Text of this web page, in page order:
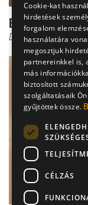
Éles szem
Dr. Kusnyerik Ákos
Cookie-kat
hirdetések
forgalom
használatára
megosztjuk
partnereinkkel is,
más
biztosított
szolgáltatásaik
gyűjtöttek össze.
CÉLZÁS